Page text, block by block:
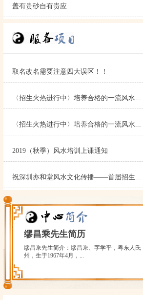
盖有贵砂自有贵应
取名改名需要注意四大误区！！
〈招生火热进行中〉培养合格的一流风水...
〈招生火热进行中〉培养合格的一流风水...
2019（秋季）风水培训上课通知
祝深圳亦和堂风水文化传播——首届招生...
缪昌乘先生简历
缪昌乘先生简介：缪昌乘、字学平，粤东人氏
州，生于1967年4月，...